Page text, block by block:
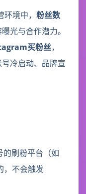
境中， 粉丝数
光与合作潜力。
买粉丝，
冷启动、品牌宣
的刷粉平台（如
，不会触发